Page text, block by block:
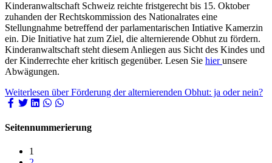
Kinderanwaltschaft Schweiz reichte fristgerecht bis 15. Oktober
zuhanden der Rechtskommission des Nationalrates eine
Stellungnahme betreffend der parlamentarischen Intiative Kamerzin
ein. Die Initiative hat zum Ziel, die alternierende Obhut zu fördern.
Kinderanwaltschaft steht diesem Anliegen aus Sicht des Kindes und
der Kinderrechte eher kritisch gegenüber. Lesen Sie hierunsere
Abwägungen.
Weiterlesen über Förderung der alternierenden Obhut: ja oder nein?
Seitennummerierung
1